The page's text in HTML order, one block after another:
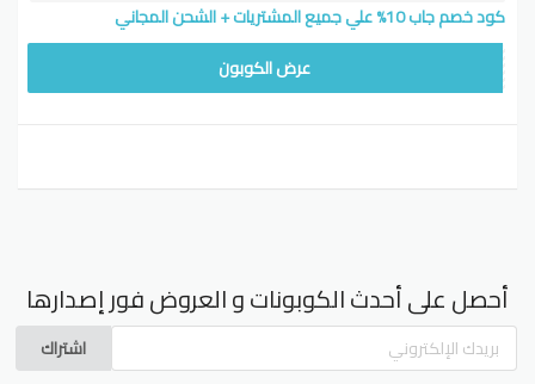
كود خصم جاب 10% علي جميع المشتريات + الشحن المجاني
عرض الكوبون
أحصل على أحدث الكوبونات و العروض فور إصدارها
اشتراك